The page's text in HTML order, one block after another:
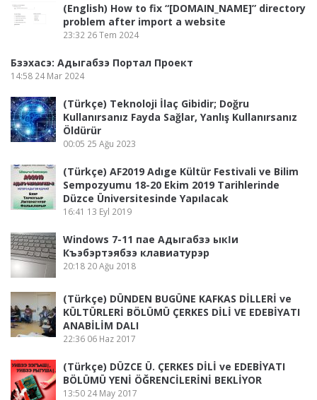
(English) How to fix “[DOMAIN_NAME]” directory
problem after import a website
23:32 26 Tem 2024
Бзэхасэ: Адыгабзэ Портал Проект
14:58 24 Mar 2024
(Türkçe) Teknoloji İlaç Gibidir; Doğru
Kullanırsanız Fayda Sağlar, Yanlış Kullanırsanız
Öldürür
00:05 25 Ağu 2023
(Türkçe) AF2019 Adıge Kültür Festivali ve Bilim
Sempozyumu 18-20 Ekim 2019 Tarihlerinde
Düzce Üniversitesinde Yapılacak
16:41 13 Eyl 2019
Windows 7-11 пае Адыгабзэ ыкӏи
Къэбэртэябзэ клавиатурэр
20:18 20 Ağu 2018
(Türkçe) DÜNDEN BUGÜNE KAFKAS DİLLERİ ve
KÜLTÜRLERİ BÖLÜMÜ ÇERKES DİLİ VE EDEBİYATI
ANABİLİM DALI
22:36 06 Haz 2017
(Türkçe) DÜZCE Ü. ÇERKES DİLİ ve EDEBİYATI
BÖLÜMÜ YENİ ÖĞRENCİLERİNİ BEKLİYOR
13:50 24 May 2017